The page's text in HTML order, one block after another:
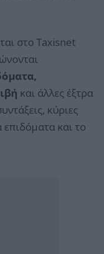
στο Taxisnet
και άλλες έξτρα
κύριες
επιδόματα και το